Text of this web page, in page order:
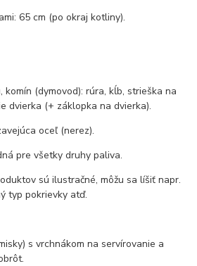
65 cm (po okraj kotliny).
(dymovod): rúra, kĺb, strieška na
dvierka (+ záklopka na dvierka).
oceľ (nerez).
pre všetky druhy paliva.
sú ilustračné, môžu sa líšiť napr.
typ pokrievky atď.
s vrchnákom na servírovanie a